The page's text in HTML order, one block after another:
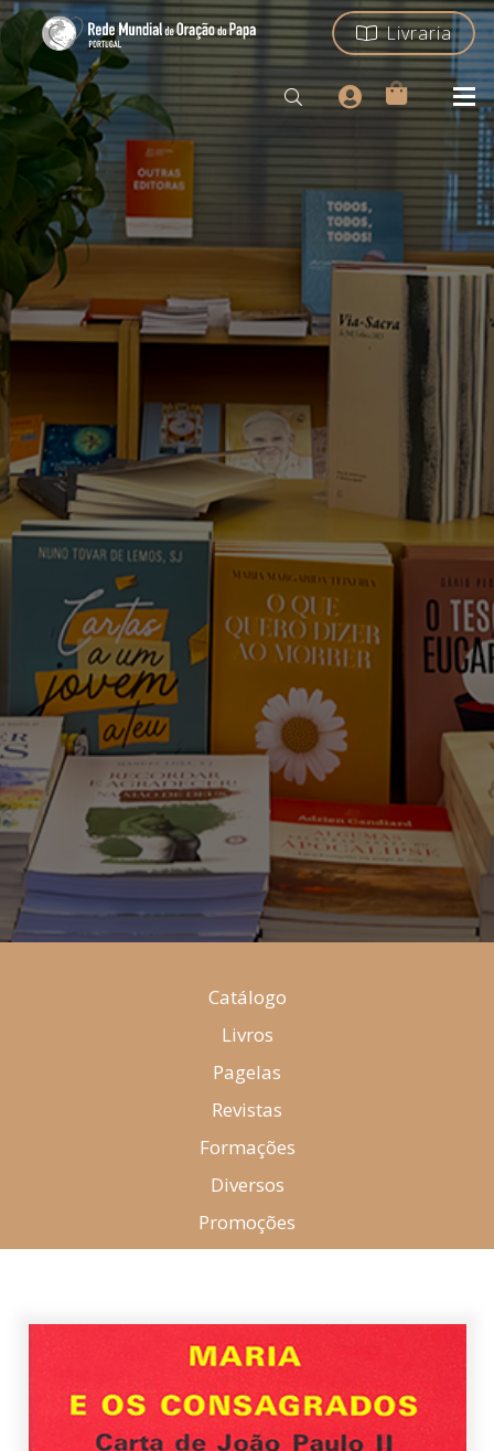
Livraria
Catálogo
Livros
Pagelas
Revistas
Formações
Diversos
Promoções